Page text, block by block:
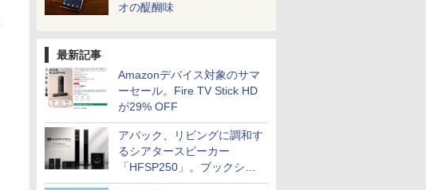
オの醍醐味
最新記事
Amazonデバイス対象のサマ
ーセール。Fire TV Stick HD
が29% OFF
アバック、リビングに調和す
るシアタースピーカー
「HFSP250」。ブックシェ
ルフはペア3万円以下